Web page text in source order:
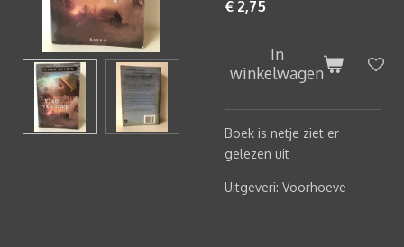
€ 2,75
In
winkelwagen
Boek is netje ziet er
gelezen uit
Uitgeveri: Voorhoeve